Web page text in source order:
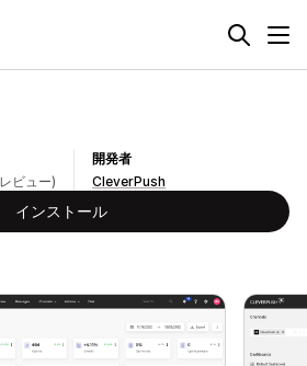
ビュー)
開発者
CleverPush
インストール